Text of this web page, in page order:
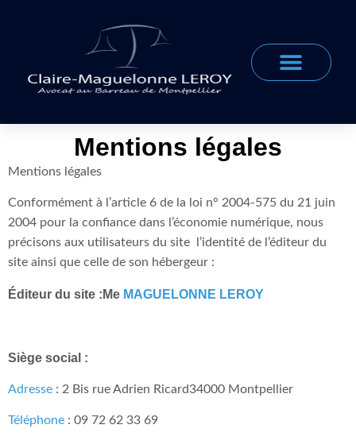
Mentions légales
Mentions légales
Conformément à l’article 6 de la loi n° 2004-575 du 21 juin
2004 pour la confiance dans l’économie numérique, nous
précisons aux utilisateurs du site l’identité de l’éditeur du
site ainsi que celle de son hébergeur :
Éditeur du site :Me MAGUELONNE LEROY
Siège social :
Adresse : 2 Bis rue Adrien Ricard34000 Montpellier
Téléphone : 09 72 62 33 69